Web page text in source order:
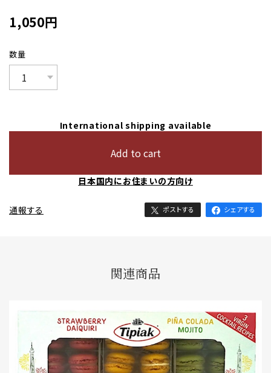
1,050円
数量
International shipping available
Add to cart
日本国内にお住まいの方向け
通報する ポストする シェアする
関連商品